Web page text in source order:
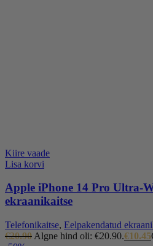
Kiire vaade
Lisa korvi
Apple iPhone 14 Pro Ultra-
ekraanikaitse
Telefonikaitse, Eelpakendatud
€20.90 Algne hind oli: €20.90.€10.45